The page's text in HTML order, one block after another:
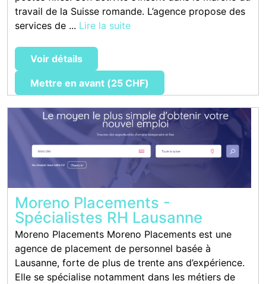
travail de la Suisse romande. L’agence propose des
services de ... Lire la suite
Voir détails
Mettre en avant (25 CHF)
Moreno Placements -
Spécialistes RH Lausanne
Moreno Placements Moreno Placements est une
agence de placement de personnel basée à
Lausanne, forte de plus de trente ans d’expérience.
Elle se spécialise notamment dans les métiers de